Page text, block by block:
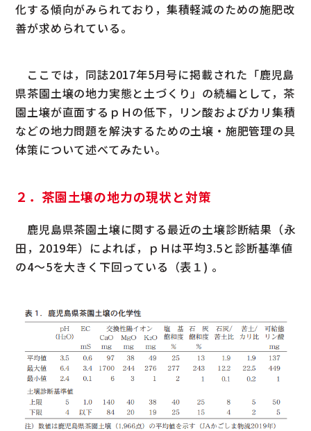
化する傾向がみられており，集積軽減のための施肥改
善が求められている。
ここでは，同誌2017年5月号に掲載された「鹿児島
県茶園土壌の地力実態と土づくり」の続編として，茶
園土壌が直面するｐＨの低下，リン酸およびカリ集積
などの地力問題を解決するための土壌・施肥管理の具
体策について述べてみたい。
２．茶園土壌の地力の現状と対策
鹿児島県茶園土壌に関する最近の土壌診断結果（永
田，2019年）によれば，ｐＨは平均3.5と診断基準値
の4〜5を大きく下回っている（表１) 。